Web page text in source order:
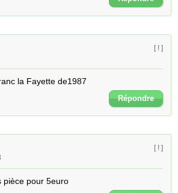
[ ! ]
la Fayette de1987
Répondre
[ ! ]
pièce pour 5euro